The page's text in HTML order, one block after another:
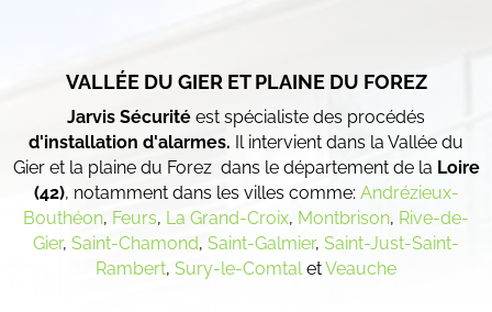
VALLÉE DU GIER ET PLAINE DU FOREZ
Jarvis Sécurité est spécialiste des procédés
d'installation d'alarmes. Il intervient dans la Vallée du
Gier et la plaine du Forez dans le département de la Loire
(42), notamment dans les villes comme: Andrézieux-
Bouthéon, Feurs, La Grand-Croix, Montbrison, Rive-de-
Gier, Saint-Chamond, Saint-Galmier, Saint-Just-Saint-
Rambert, Sury-le-Comtal etVeauche